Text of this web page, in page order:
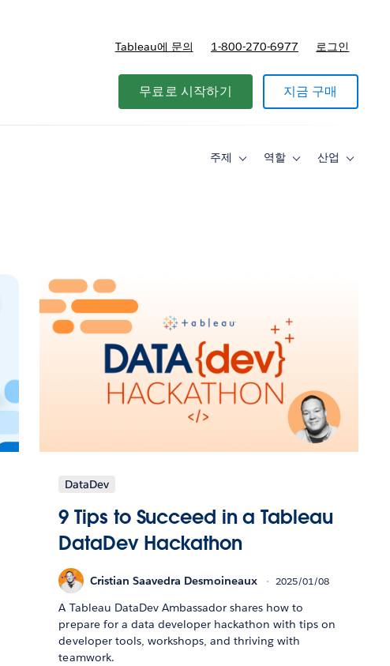
Tableau에 문의 1-800-270-6977 로그인
무료로 시작하기 지금 구매
주제
Toggle역할
Toggle산업
Toggle
DataDev
9 Tips to Succeed in a Tableau
DataDev Hackathon
Cristian Saavedra Desmoineaux 2025/01/08
A Tableau DataDev Ambassador shares how to
prepare for a data developer hackathon with tips on
developer tools, workshops, and thriving with
teamwork.